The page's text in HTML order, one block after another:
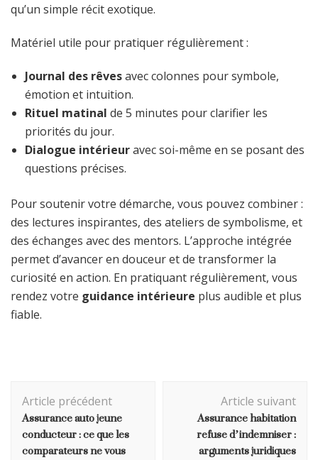
qu’un simple récit exotique.
Matériel utile pour pratiquer régulièrement :
Journal des rêvesavec colonnes pour symbole,
émotion et intuition.
Rituel matinal de 5 minutes pour clarifier les
priorités du jour.
Dialogue intérieuravec soi-même en se posant des
questions précises.
Pour soutenir votre démarche, vous pouvez combiner :
des lectures inspirantes, des ateliers de symbolisme, et
des échanges avec des mentors. L’approche intégrée
permet d’avancer en douceur et de transformer la
curiosité en action. En pratiquant régulièrement, vous
rendez votre guidance intérieure plus audible et plus
fiable.
d'article
Article précédent
Assurance auto jeune
conducteur : ce que les
comparateurs ne vous
Article suivant
Assurance habitation
refuse d’indemniser :
arguments juridiques